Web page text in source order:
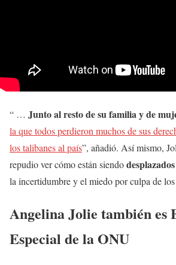
“ … Junto al resto de su familia y de
la que todos perdieron muchos de sus
los talibanes al país”, añadió. Así mismo,
repudio ver cómo están siendo
la incertidumbre y el miedo por culpa de
Angelina Jolie también es
Especial de la ONU